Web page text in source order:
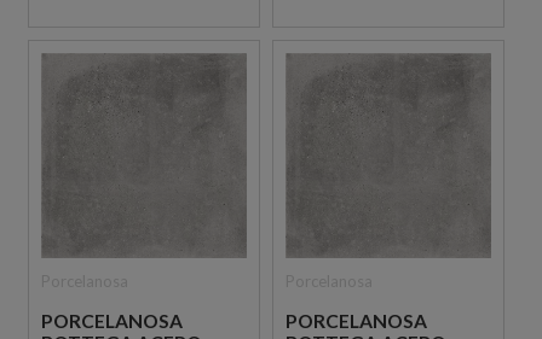
PORCELANOSA
PORCELANOSA